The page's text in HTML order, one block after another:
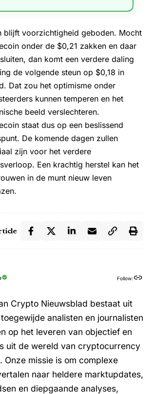
blijft voorzichtigheid geboden. Mocht
onder de $0,21 zakken en daar
dan komt een verdere daling
de volgende steun op $0,18 in
Dat zou het optimisme onder
kunnen temperen en het
beeld verslechteren.
staat dus op een beslissend
De komende dagen zullen
zijn voor het verdere
Een krachtig herstel kan het
in de munt nieuw leven
Follow:
Crypto Nieuwsblad bestaat uit
analisten en journalisten
op het leveren van objectief en
uit de wereld van cryptocurrency
Onze missie is om complexe
naar heldere marktupdates,
en diepgaande analyses,